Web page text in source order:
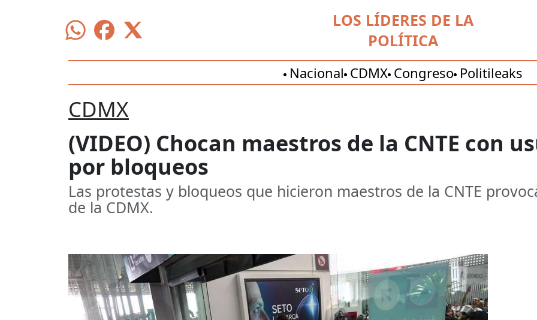
LOS LÍDERES DE LA
POLÍTICA
Nacional CDMX Congreso Politileaks
CDMX
(VIDEO) Chocan maestros de la CNTE con
por bloqueos
Las protestas y bloqueos que hicieron maestros de la CNTE
de la CDMX.